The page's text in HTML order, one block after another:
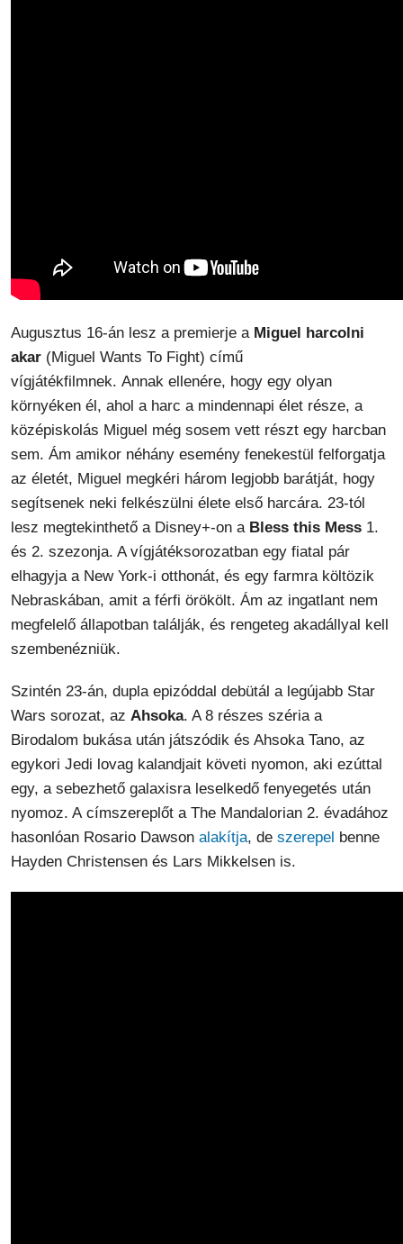
Augusztus 16-án lesz a premierje a Miguel harcolni
akar (Miguel Wants To Fight) című
vígjátékfilmnek. Annak ellenére, hogy egy olyan
környéken él, ahol a harc a mindennapi élet része, a
középiskolás Miguel még sosem vett részt egy harcban
sem. Ám amikor néhány esemény fenekestül felforgatja
az életét, Miguel megkéri három legjobb barátját, hogy
segítsenek neki felkészülni élete első harcára. 23-tól
lesz megtekinthető a Disney+-on a Bless this Mess 1.
és 2. szezonja. A vígjátéksorozatban egy fiatal pár
elhagyja a New York-i otthonát, és egy farmra költözik
Nebraskában, amit a férfi örökölt. Ám az ingatlant nem
megfelelő állapotban találják, és rengeteg akadállyal kell
szembenézniük.
Szintén 23-án, dupla epizóddal debütál a legújabb Star
Wars sorozat, az Ahsoka. A 8 részes széria a
Birodalom bukása után játszódik és Ahsoka Tano, az
egykori Jedi lovag kalandjait követi nyomon, aki ezúttal
egy, a sebezhető galaxisra leselkedő fenyegetés után
nyomoz. Acímszereplőt a The Mandalorian 2. évadához
hasonlóan Rosario Dawson alakítja, de szerepel benne
Hayden Christensen és Lars Mikkelsen is.